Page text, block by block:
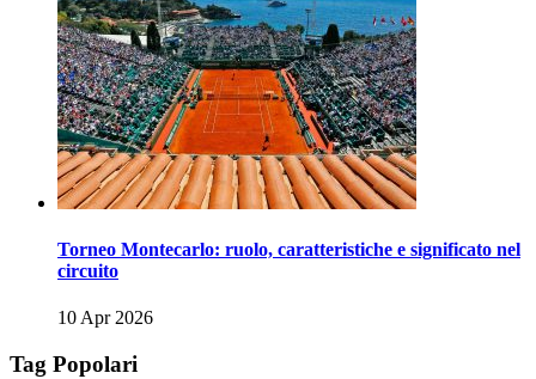
Torneo Montecarlo: ruolo, caratteristiche e significato nel
circuito
10 Apr 2026
Tag Popolari